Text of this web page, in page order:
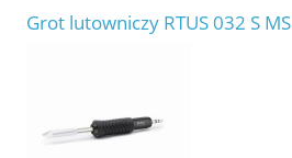
Grot lutowniczy RTUS 032 S MS